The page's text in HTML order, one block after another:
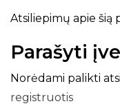
Atsiliepimų apie šią
Parašyti
Norėdami palikti
registruotis